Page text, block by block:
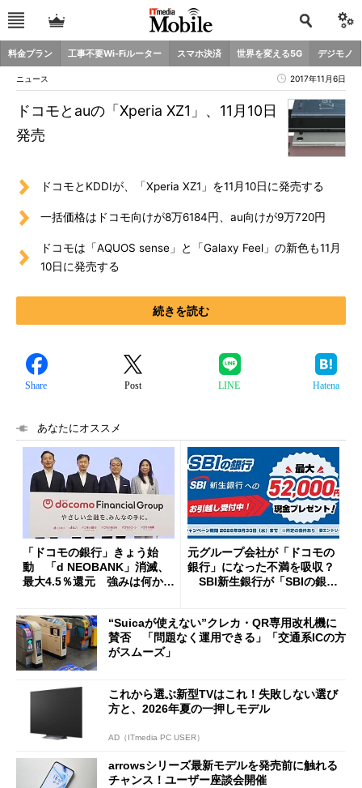
料金プラン 工事不要Wi-Fiルーター スマホ決済 世界を変える5G デジモノ
ニュース 2017年11月6日
ドコモとauの「Xperia XZ1」、11月10日
発売
ドコモとKDDIが、「Xperia XZ1」を11月10日に発売する
一括価格はドコモ向けが8万6184円、au向けが9万720円
ドコモは「AQUOS sense」と「Galaxy Feel」の新色も11月
10日に発売する
続きを読む
Share Post LINE Hatena
あなたにオススメ
「ドコモの銀行」きょう始
動 「d NEOBANK」消滅、
最大4.5％還元 強みは何か解
元グループ会社が「ドコモの
銀行」になった不満を吸収？
SBI新生銀行が「SBIの銀
開催
“Suicaが使えない”クレカ・QR専用改札機に
賛否 「問題なく運用できる」「交通系ICの方
がスムーズ」
これから選ぶ新型TVはこれ！失敗しない選び
方と、2026年夏の一押しモデル
AD（ITmedia PC USER）
arrowsシリーズ最新モデルを発売前に触れる
チャンス！ユーザー座談会開催